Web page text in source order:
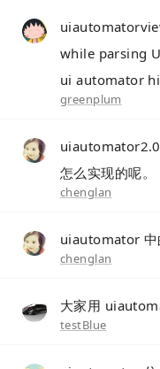
while parsing
ui automator
greenplum
uiautomator2.0
怎么实现的呢。
chenglan
uiautomator
chenglan
大家用
testBlue